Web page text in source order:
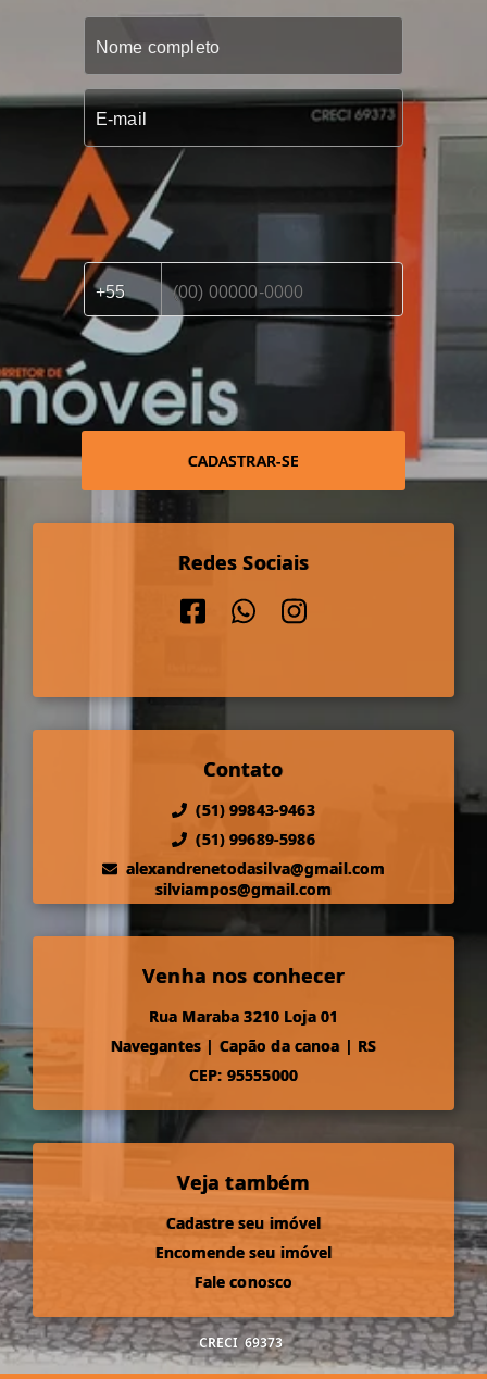
CADASTRAR-SE
Redes Sociais
Contato
(51) 99843-9463
(51) 99689-5986
alexandrenetodasilva@gmail.com
silviampos@gmail.com
Venha nos conhecer
Rua Maraba 3210 Loja 01
Navegantes | Capão da canoa | RS
CEP: 95555000
Veja também
Cadastre seu imóvel
Encomende seu imóvel
Fale conosco
CRECI 69373